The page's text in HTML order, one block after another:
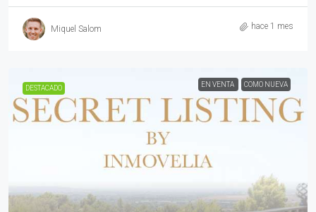
Miquel Salom hace 1 mes
DESTACADO EN VENTA COMO NUEVA